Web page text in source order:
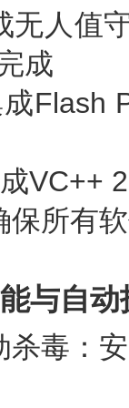
人值守
成
保所有
与自动
：安